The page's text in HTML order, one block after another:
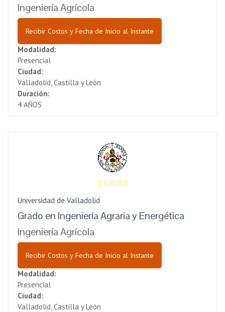
Ingeniería Agrícola
Recibir Costos y Fecha de Inicio al Instante
Modalidad:
Presencial
Ciudad:
Valladolid, Castilla y León
Duración:
4 AÑOS
Universidad de Valladolid
Grado en Ingeniería Agraria y Energética
Ingeniería Agrícola
Recibir Costos y Fecha de Inicio al Instante
Modalidad:
Presencial
Ciudad:
Valladolid, Castilla y León